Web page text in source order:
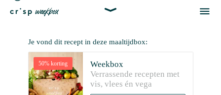


Je vond dit recept in deze maaltijdbox:
50% korting
Weekbox
Verrassende recepten met
vis, vlees én vega